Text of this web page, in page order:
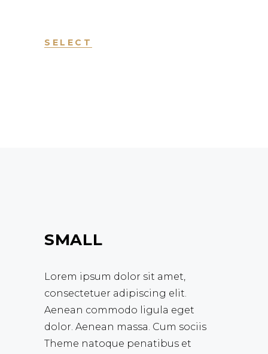
SELECT
SMALL
Lorem ipsum dolor sit amet,
consectetuer adipiscing elit.
Aenean commodo ligula eget
dolor. Aenean massa. Cum sociis
Theme natoque penatibus et